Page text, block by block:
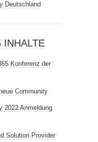
Deutschland
INHALTE
Konferenz der
Community
2022 Anmeldung
Solution Provider